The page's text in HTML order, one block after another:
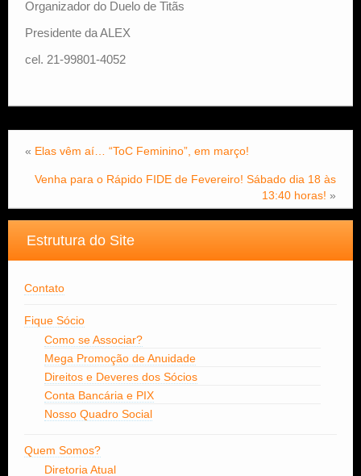
Organizador do Duelo de Titãs
Presidente da ALEX
cel. 21-99801-4052
« Elas vêm aí… “ToC Feminino”, em março!
Venha para o Rápido FIDE de Fevereiro! Sábado dia 18 às
13:40 horas! »
Estrutura do Site
Contato
Fique Sócio
Como se Associar?
Mega Promoção de Anuidade
Direitos e Deveres dos Sócios
Conta Bancária e PIX
Nosso Quadro Social
Quem Somos?
Diretoria Atual